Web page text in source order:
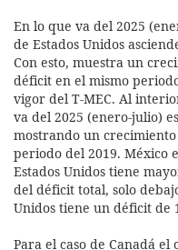
En lo que va del 2025
de Estados Unidos
Con esto, muestra un
déficit en el mismo
vigor del T-MEC. Al
va del 2025 (enero-julio)
mostrando un
periodo del 2019. México
Estados Unidos tiene
del déficit total, solo
Unidos tiene un déficit de
Para el caso de Canadá